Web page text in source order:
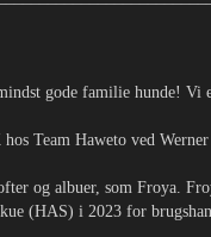
gode familie hunde!
Team Haweto ved Werner
og albuer, som Froya.
(HAS) i 2023 for